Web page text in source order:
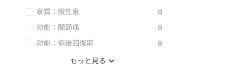
泉質：酸性泉
0
効能：関節痛
0
効能：病後回復期
0